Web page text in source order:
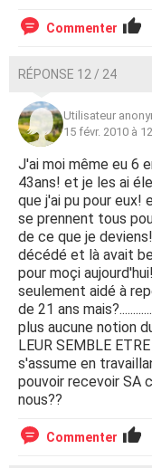
Commenter
RÉPONSE 12 / 24
Utilisateur
15 févr. 2010 à
J'ai moi même eu 6
43ans! et je les ai
que j'ai pu pour eux!
se prennent tous
de ce que je
décédé et là avait
pour moçi
seulement aidé à
de 21 ans
plus aucune notion
LEUR SEMBLE
s'assume en
pouvoir recevoir SA
nous??
Commenter